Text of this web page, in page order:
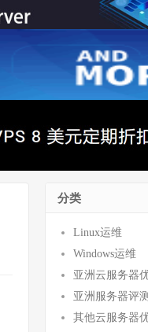
分类
Linux运维
Windows运维
亚洲云服务器
亚洲服务器评测
其他云服务器